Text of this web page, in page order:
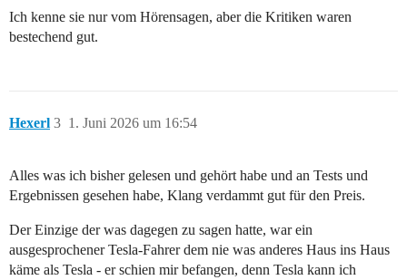
Ich kenne sie nur vom Hörensagen, aber die Kritiken waren
bestechend gut.
Hexerl 1. Juni 2026 um 16:54
3
Alles was ich bisher gelesen und gehört habe und an Tests und
Ergebnissen gesehen habe, Klang verdammt gut für den Preis.
Der Einzige der was dagegen zu sagen hatte, war ein
ausgesprochener Tesla-Fahrer dem nie was anderes Haus ins Haus
käme als Tesla - er schien mir befangen, denn Tesla kann ich